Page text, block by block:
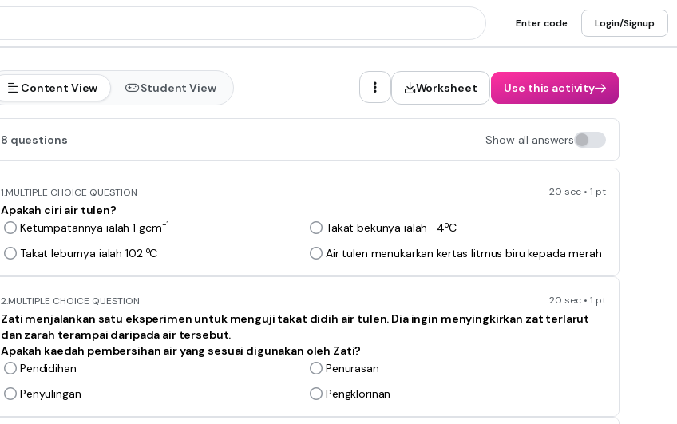
Enter code Login/Signup
Content View Student View Worksheet Use this activity
8 questions Show all answers
1.MULTIPLE CHOICE QUESTION 20 sec • 1 pt
Apakah ciri air tulen?
Ketumpatannya ialah 1 gcm-1 Takat bekunya ialah -4oC
Takat leburnya ialah 102 oC Air tulen menukarkan kertas litmus biru kepada merah
2.MULTIPLE CHOICE QUESTION 20 sec • 1 pt
Zati menjalankan satu eksperimen untuk menguji takat didih air tulen. Dia ingin menyingkirkan zat terlarut
dan zarah terampai daripada air tersebut.
Apakah kaedah pembersihan air yang sesuai digunakan oleh Zati?
Pendidihan
Penurasan
Penyulingan
Pengklorinan